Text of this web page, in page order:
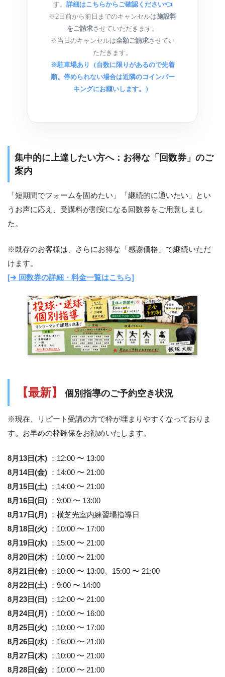
す。 詳細はこちらからご確認ください👈
※2日前から前日までのキャンセルは施設料
をご請求させていただきます。
※当日のキャンセルは全額ご請求させてい
ただきます。
※駐車場あり（台数に限りがあるので先着
順。停められない場合は近隣のコインパー
キングにお願いします。）
集中的に上達したい方へ：お得な「回数券」のご
案内
「短期間でフォームを固めたい」「継続的に通いたい」とい
うお声に応え、受講料が割安になる回数券をご用意しまし
た。
※既存のお客様は、さらにお得な「感謝価格」で継続いただ
けます。
[➔ 回数券の詳細・料金一覧はこちら]
【最新】 個別指導のご予約空き状況
※現在、リピート受講の方で枠が埋まりやすくなっておりま
す。お早めの枠確保をお勧めいたします。
8月13日(木)
：12:00 〜 13:00
8月14日(金)
：14:00 〜 21:00
8月15日(土)
：14:00 〜 21:00
8月16日(日)
：9:00 〜 13:00
8月17日(月)
：横芝光室内練習場指導日
8月18日(火)
：10:00 〜 17:00
8月19日(水)
：15:00 〜 21:00
8月20日(木)
：10:00 〜 21:00
8月21日(金)
：10:00 〜 13:00、15:00 〜 21:00
8月22日(土)
：9:00 〜 14:00
8月23日(日)
：12:00 〜 21:00
8月24日(月)
：10:00 〜 16:00
8月25日(火)
：10:00 〜 17:00
8月26日(水)
：16:00 〜 21:00
8月27日(木)
：10:00 〜 21:00
8月28日(金)
：10:00 〜 21:00